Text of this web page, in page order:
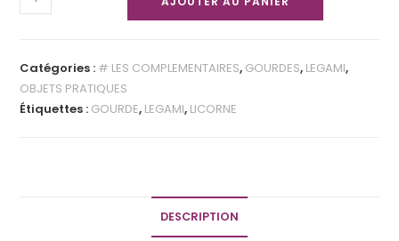
Catégories : # LES COMPLEMENTAIRES, GOURDES, LEGAMI,
OBJETS PRATIQUES
Étiquettes : GOURDE, LEGAMI, LICORNE
DESCRIPTION